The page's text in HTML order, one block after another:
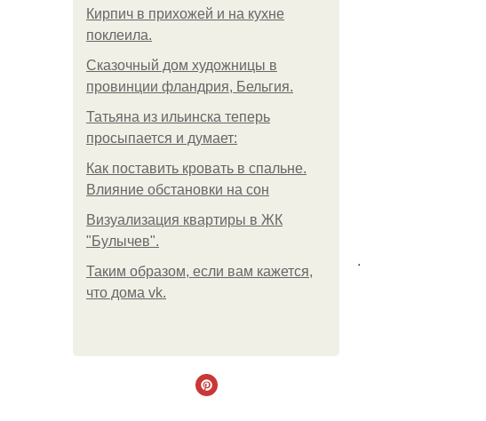
Кирпич в прихожей и на кухне
поклеила.
Сказочный дом художницы в
провинции фландрия, Бельгия.
Татьяна из ильинска теперь
просыпается и думает:
Как поставить кровать в спальне.
Влияние обстановки на сон
Визуализация квартиры в ЖК
"Булычев".
Таким образом, если вам кажется,
что дома vk.
.